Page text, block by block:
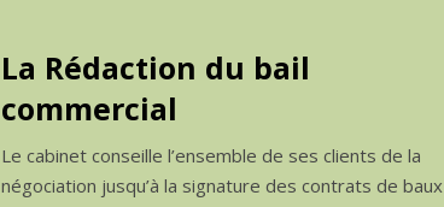
La Rédaction du bail
commercial
Le cabinet conseille l’ensemble de ses clients de la
négociation jusqu’à la signature des contrats de baux